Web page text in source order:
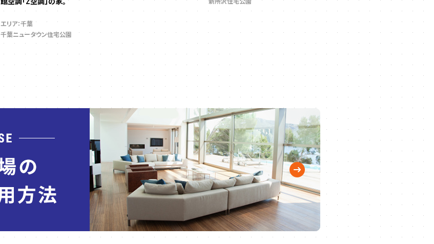
エリア：千葉
千葉ニュータウン住宅公園